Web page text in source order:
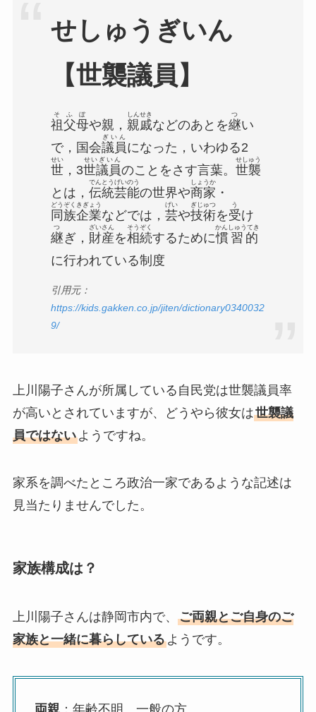
せしゅうぎいん
【世襲議員】
祖父母
そふぼ
や親， 親戚
しんせき
などのあとを継
つ
い
で，国会議員
ぎいん
になった，いわゆる2
世
せい
，3世議員
せいぎいん
のことをさす言葉。 世襲
せしゅう
とは， 伝統芸能
でんとうげいのう
の世界や商家
しょうか
・
同族企業
どうぞくきぎょう
などでは， 芸
げい
や技術
ぎじゅつ
を受
う
け
継
つ
ぎ， 財産
ざいさん
を相続
そうぞく
するために慣習的
かんしゅうてき
に行われている制度
引用元：
https://kids.gakken.co.jp/jiten/dictionary0340032
9/
上川陽子さんが所属している自民党は世襲議員率
が高いとされていますが、どうやら彼女は世襲議
員ではないようですね。
家系を調べたところ政治一家であるような記述は
見当たりませんでした。
家族構成は？
上川陽子さんは静岡市内で、 ご両親とご自身のご
家族と一緒に暮らしているようです。
両親：年齢不明、一般の方。